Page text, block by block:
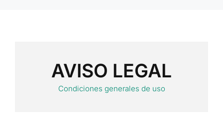
AVISO LEGAL
Condiciones generales de uso